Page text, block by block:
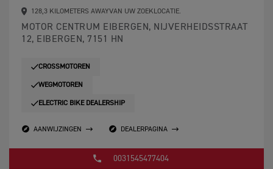
128,3 KILOMETERS AWAYVAN UW ZOEKLOCATIE.
MOTOR CENTRUM EIBERGEN, NIJVERHEIDSSTRAAT
12, EIBERGEN, 7151 HN
CROSSMOTOREN
WEGMOTOREN
ELECTRIC BIKE DEALERSHIP
AANWIJZINGEN DEALERPAGINA
0031545477404